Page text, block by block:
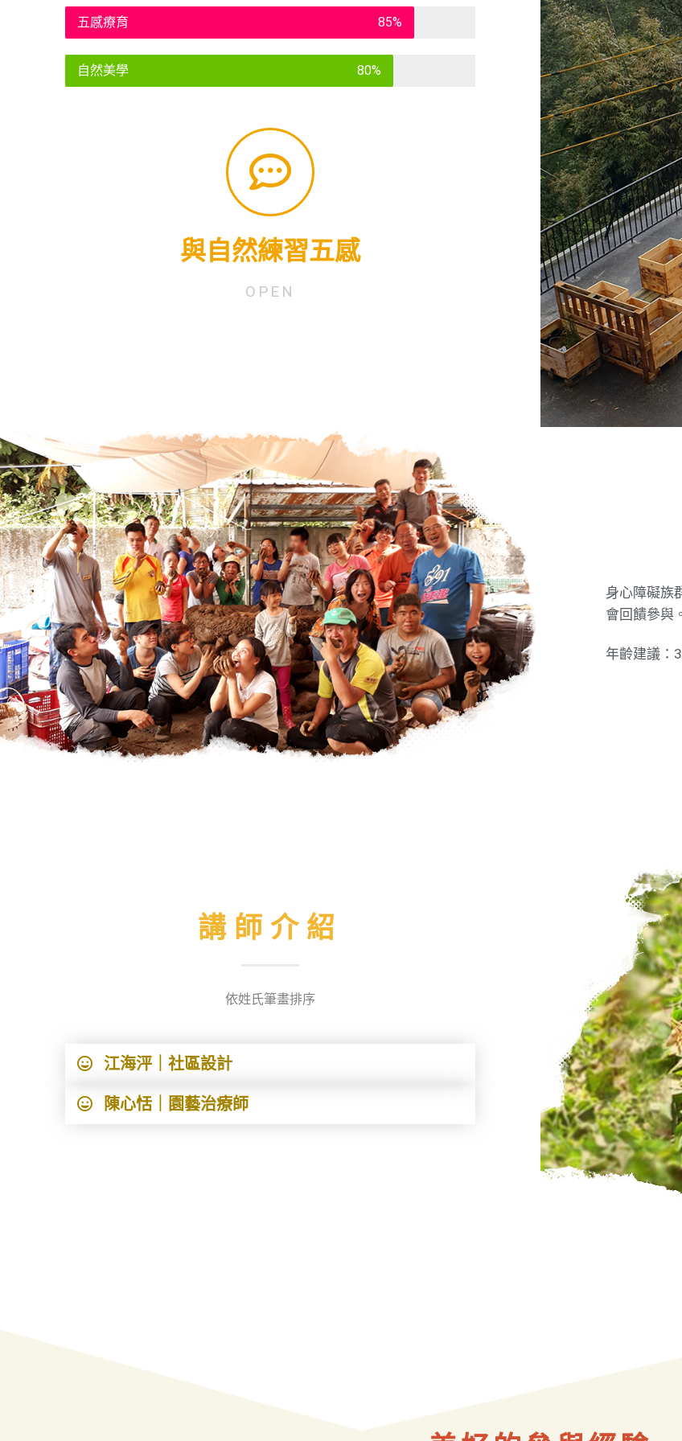
五感療育 85%
自然美學 80%
與自然練習五感
OPEN
約為0.06%，在總病友人口中，男性比例高於女性。 自閉症症狀主要體現於社交與語言溝通，尚包含
行為與知覺，例如：對他人不感興趣、無法以言語表達需求、異常專注於某事物等等。 由於五感十
自然中活動，透過眼睛看到與動手觸摸，提高了五感的耐受程度，並且在過程中，孩子們也會感受
到：「這很棒！很安全！不會發生什麼事。」 除了五感減敏外，在大自然中活動，孩子們還能在以
下方面獲得改善：情緒、知覺、溝通、社交互動、肢體活動、行為。 參考資料： The Benefits of
Outdoor Activities for Children with Autism Yuan-Yu Chang and Chun-Yen Chang Department of
Horticulture, National Taiwan University, Taipei, R.O.C.
身心障礙族
會回饋參與。
年齡建議：
講師介紹
依姓氏筆畫排序
江海泙｜社區設計
陳心恬｜園藝治療師